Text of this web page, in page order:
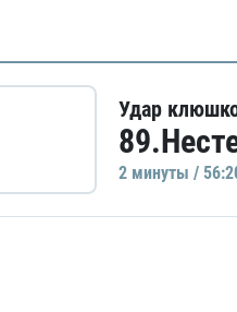
Удар
2 минуты /